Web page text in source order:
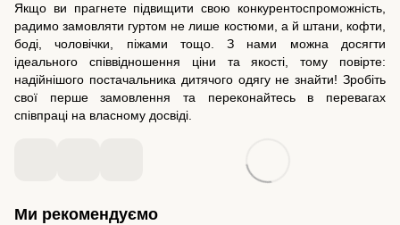
Якщо ви прагнете підвищити свою конкурентоспроможність,
радимо замовляти гуртом не лише костюми, а й штани, кофти,
боді, чоловічки, піжами тощо. З нами можна досягти
ідеального співвідношення ціни та якості, тому повірте:
надійнішого постачальника дитячого одягу не знайти! Зробіть
свої перше замовлення та переконайтесь в перевагах
співпраці на власному досвіді.
Ми рекомендуємо